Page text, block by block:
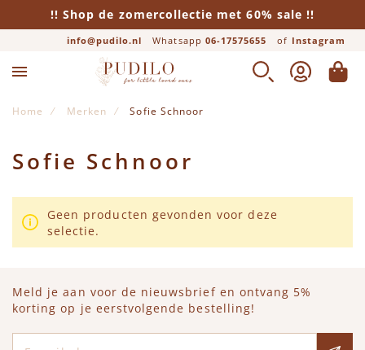
!! Shop de zomercollectie met 60% sale !!
info@pudilo.nl Whatsapp 06-17575655 of Instagram
ZOEK ACCOUNT
Home Merken Sofie Schnoor
Sofie Schnoor
Geen producten gevonden voor deze
selectie.
Meld je aan voor de nieuwsbrief en ontvang 5%
korting op je eerstvolgende bestelling!